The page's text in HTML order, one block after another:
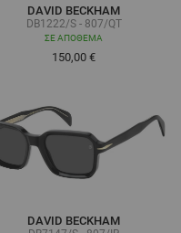
DAVID BECKHAM
DB1222/S - 807/QT
ΣΕ ΑΠΌΘΕΜΑ
150,00 €
DAVID BECKHAM